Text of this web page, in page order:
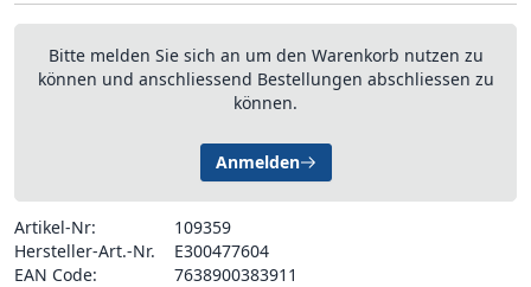
Bitte melden Sie sich an um den Warenkorb nutzen zu
können und anschliessend Bestellungen abschliessen zu
können.
Anmelden
Artikel-Nr:
109359
Hersteller-Art.-Nr.
E300477604
EAN Code:
7638900383911